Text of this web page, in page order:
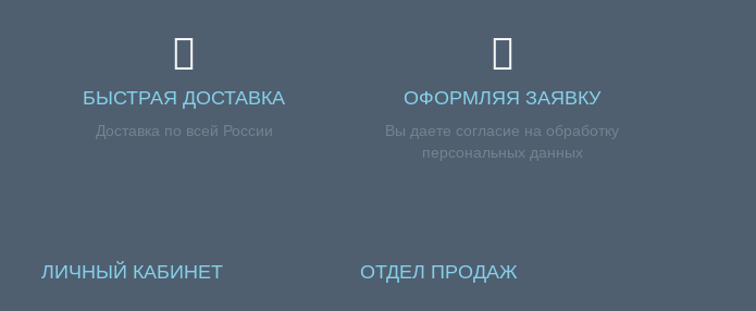
БЫСТРАЯ ДОСТАВКА
Доставка по всей России
ОФОРМЛЯЯ ЗАЯВКУ
Вы даете согласие на обработку
персональных данных
ЛИЧНЫЙ КАБИНЕТ ОТДЕЛ ПРОДАЖ